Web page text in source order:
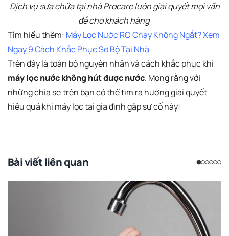
Dịch vụ sửa chữa tại nhà Procare luôn giải quyết mọi vấn
đề cho khách hàng
Tìm hiểu thêm: Máy Lọc Nước RO Chạy Không Ngắt? Xem
Ngay 9 Cách Khắc Phục Sơ Bộ Tại Nhà
Trên đây là toàn bộ nguyên nhân và cách khắc phục khi
máy lọc nước không hút được nước. Mong rằng với
những chia sẻ trên bạn có thể tìm ra hướng giải quyết
hiệu quả khi máy lọc tại gia đình gặp sự cố này!
Bài viết liên quan